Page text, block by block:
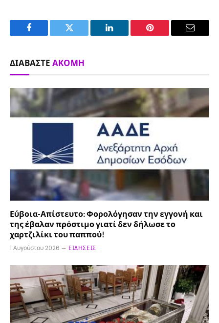
Facebook Twitter LinkedIn Pinterest Email
ΔΙΑΒΆΣΤΕ ΑΚΌΜΗ
Εύβοια-Απίστευτο: Φορολόγησαν την εγγονή και
της έβαλαν πρόστιμο γιατί δεν δήλωσε το
χαρτζιλίκι του παππού!
1 Αυγούστου 2026 ΕΙΔΉΣΕΙΣ